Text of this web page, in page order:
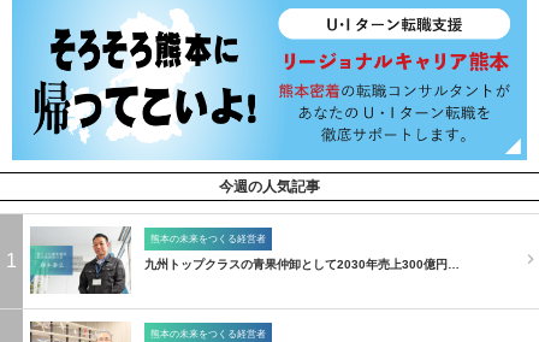
今週の人気記事
1
熊本の未来をつくる経営者
九州トップクラスの青果仲卸として2030年売上300億円…
熊本の未来をつくる経営者